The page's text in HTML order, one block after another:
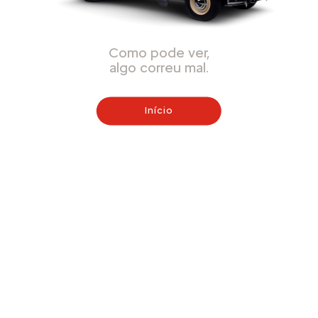
Como pode ver,
algo correu mal.
Início